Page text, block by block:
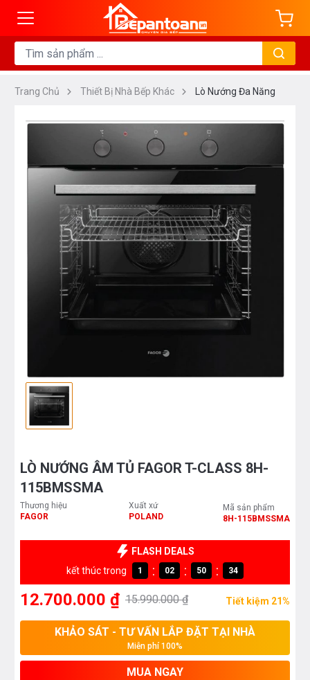
Trang Chủ Thiết Bị Nhà Bếp Khác Lò Nướng Đa Năng
LÒ NƯỚNG ÂM TỦ FAGOR T-CLASS 8H-
115BMSSMA
Thương hiệu
FAGOR
Xuất xứ
POLAND
Mã sản phẩm
8H-115BMSSMA
FLASH DEALS
kết thúc trong
1 : 02 : 50 : 33
12.700.000 ₫ 15.990.000 ₫ Tiết kiệm 21%
KHẢO SÁT - TƯ VẤN LẮP ĐẶT TẠI NHÀ
Miễn phí 100%
MUA NGAY